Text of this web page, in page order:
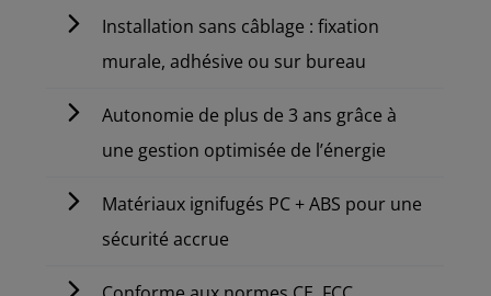
Installation sans câblage : fixation
murale, adhésive ou sur bureau
Autonomie de plus de 3 ans grâce à
une gestion optimisée de l’énergie
Matériaux ignifugés PC + ABS pour une
sécurité accrue